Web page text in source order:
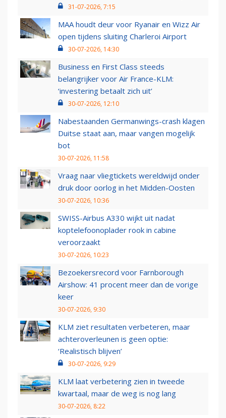
31-07-2026, 7:15
MAA houdt deur voor Ryanair en Wizz Air
open tijdens sluiting Charleroi Airport
30-07-2026, 14:30
Business en First Class steeds
belangrijker voor Air France-KLM:
‘investering betaalt zich uit’
30-07-2026, 12:10
Nabestaanden Germanwings-crash klagen
Duitse staat aan, maar vangen mogelijk
bot
30-07-2026, 11:58
Vraag naar vliegtickets wereldwijd onder
druk door oorlog in het Midden-Oosten
30-07-2026, 10:36
SWISS-Airbus A330 wijkt uit nadat
koptelefoonoplader rook in cabine
veroorzaakt
30-07-2026, 10:23
Bezoekersrecord voor Farnborough
Airshow: 41 procent meer dan de vorige
keer
30-07-2026, 9:30
KLM ziet resultaten verbeteren, maar
achteroverleunen is geen optie:
‘Realistisch blijven’
30-07-2026, 9:29
KLM laat verbetering zien in tweede
kwartaal, maar de weg is nog lang
30-07-2026, 8:22